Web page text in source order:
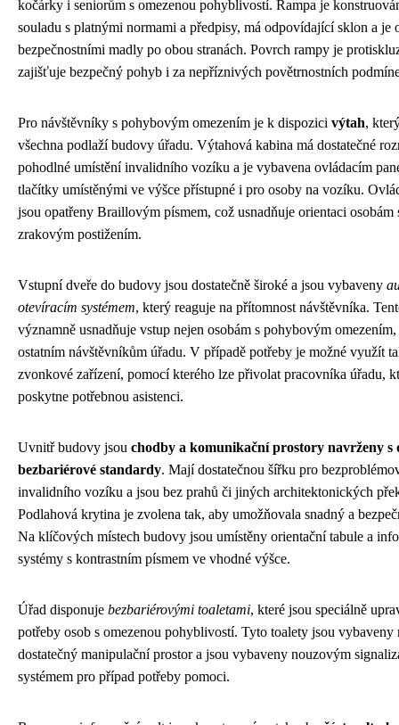
kočárky i seniorům s omezenou pohyblivostí. Rampa je
souladu s platnými normami a předpisy, má odpovídající sklon a je
bezpečnostními madly po obou stranách. Povrch rampy je
zajišťuje bezpečný pohyb i za nepříznivých povětrnostních
Pro návštěvníky s pohybovým omezením je k dispozici výtah,
všechna podlaží budovy úřadu. Výtahová kabina má dostatečné
pohodlné umístění invalidního vozíku a je vybavena ovládacím
tlačítky umístěnými ve výšce přístupné i pro osoby na vozíku.
jsou opatřeny Braillovým písmem, což usnadňuje orientaci osobám
zrakovým postižením.
Vstupní dveře do budovy jsou dostatečně široké a jsou vybaveny
otevíracím systémem, který reaguje na přítomnost návštěvníka.
významně usnadňuje vstup nejen osobám s pohybovým
ostatním návštěvníkům úřadu. V případě potřeby je možné využít
zvonkové zařízení, pomocí kterého lze přivolat pracovníka úřadu,
poskytne potřebnou asistenci.
Uvnitř budovy jsou chodby a komunikační prostory navrženy s
bezbariérové standardy. Mají dostatečnou šířku pro
invalidního vozíku a jsou bez prahů či jiných architektonických
Podlahová krytina je zvolena tak, aby umožňovala snadný a
Na klíčových místech budovy jsou umístěny orientační tabule a
systémy s kontrastním písmem ve vhodné výšce.
Úřad disponuje bezbariérovými toaletami, které jsou speciálně
potřeby osob s omezenou pohyblivostí. Tyto toalety jsou vybaveny
dostatečný manipulační prostor a jsou vybaveny nouzovým
systémem pro případ potřeby pomoci.